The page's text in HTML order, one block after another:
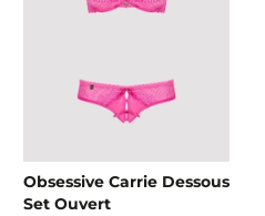
Obsessive Carrie Dessous
Set Ouvert